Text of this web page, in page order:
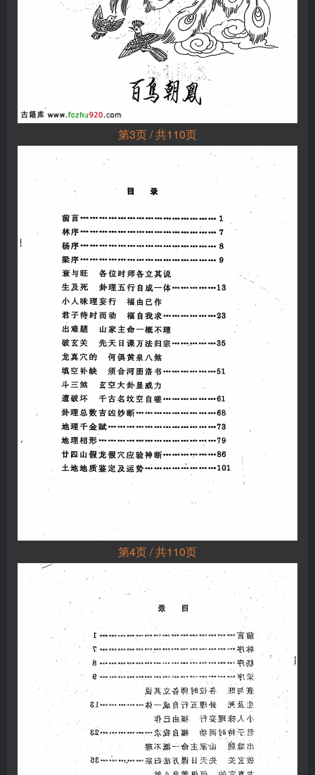
第3页 / 共110页
第4页 / 共110页